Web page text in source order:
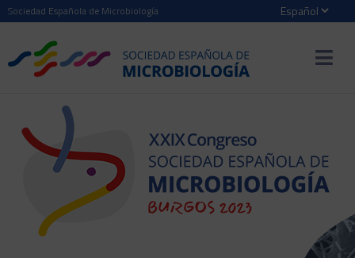
Sociedad Española de Microbiología